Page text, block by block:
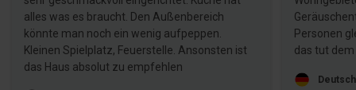
alles was es braucht. Den Außenbereich
könnte man noch ein wenig aufpeppen.
Kleinen Spielplatz, Feuerstelle. Ansonsten ist
das Haus absolut zu empfehlen
Personen
das tut